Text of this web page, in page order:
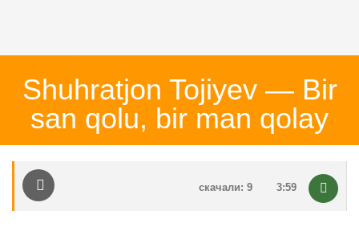
Shuhratjon Tojiyev — Bir
san qolu, bir man qolay
3:59
скачали: 9